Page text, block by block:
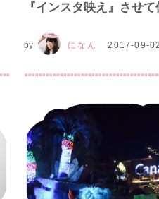
『インスタ映え』させて
by になん 2017-09-02